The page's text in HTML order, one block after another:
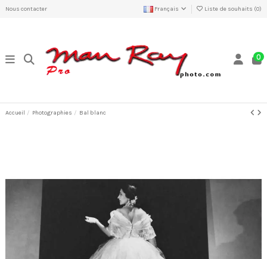
Nous contacter Français Liste de souhaits (0)
0
Accueil Photographies Bal blanc